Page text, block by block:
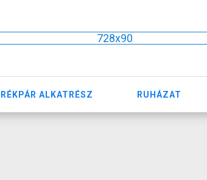
728x90
ALKATRÉSZ RUHÁZAT